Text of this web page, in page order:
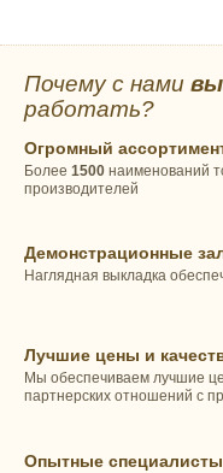
Почему с нами
работать?
Огромный
Более 1500 наименований
производителей
Демонстрационные
Наглядная выкладка
Лучшие цены и
Мы обеспечиваем лучшие
партнерских отношений с
Опытные специалисты